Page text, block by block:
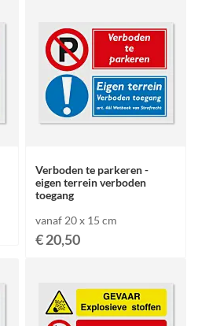
Verboden te parkeren -
eigen terrein verboden
toegang
vanaf 20 x 15 cm
€ 20,50